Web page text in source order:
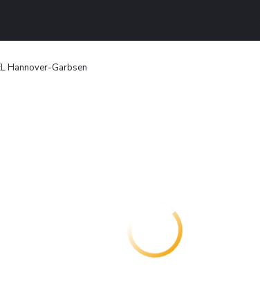
Hannover-Garbsen